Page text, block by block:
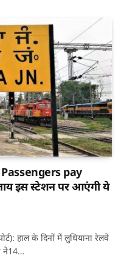
pay
इस स्टेशन पर आएंगी ये
हाल के दिनों में लुधियाना रेलवे
ने14…